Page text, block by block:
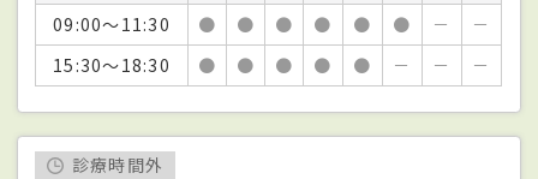
09:00～11:30
● ● ● ● ● ● －
－
15:30～18:30
● ● ● ● ● － － －
診療時間外